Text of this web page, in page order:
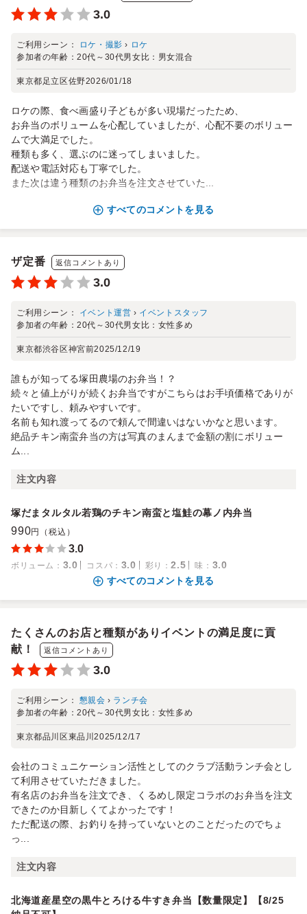
3.0
ご利用シーン： ロケ・撮影 › ロケ
参加者の年齢：20代～30代男女比： 男女混合
東京都足立区佐野2026/01/18
ロケの際、食べ画盛り子どもが多い現場だったため、
お弁当のボリュームを心配していましたが、心配不要のボリュー
ムで大満足でした。
種類も多く、選ぶのに迷ってしまいました。
配送や電話対応も丁寧でした。
また次は違う種類のお弁当を注文させていた...
すべてのコメントを見る
ザ定番 返信コメントあり
3.0
ご利用シーン： イベント運営 › イベントスタッフ
参加者の年齢：20代～30代男女比： 女性多め
東京都渋谷区神宮前2025/12/19
誰もが知ってる塚田農場のお弁当！？
続々と値上がりが続くお弁当ですがこちらはお手頃価格でありが
たいですし、頼みやすいです。
名前も知れ渡ってるので頼んで間違いはないかなと思います。
絶品チキン南蛮弁当の方は写真のまんまで金額の割にボリュー
ム...
注文内容
塚だまタルタル若鶏のチキン南蛮と塩鮭の幕ノ内弁当
990円（税込）
3.0
ボリューム ： 3.0 コスパ ： 3.0 彩り ：2.5 味 ： 3.0
すべてのコメントを見る
たくさんのお店と種類がありイベントの満足度に貢
献！
返信コメントあり
3.0
ご利用シーン： 懇親会 › ランチ会
参加者の年齢：20代～30代男女比： 女性多め
東京都品川区東品川2025/12/17
会社のコミュニケーション活性としてのクラブ活動ランチ会とし
て利用させていただきました。
有名店のお弁当を注文でき、くるめし限定コラボのお弁当を注文
できたのか目新しくてよかったです！
ただ配送の際、お釣りを持っていないとのことだったのでちょ
っ...
注文内容
北海道産星空の黒牛とろける牛すき弁当【数量限定】【8/25